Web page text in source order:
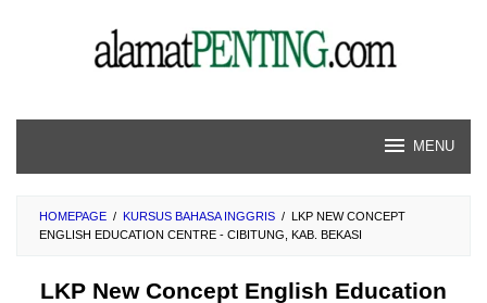
MENU
HOMEPAGE / KURSUS BAHASA INGGRIS / LKP NEW CONCEPT
ENGLISH EDUCATION CENTRE - CIBITUNG, KAB. BEKASI
LKP New Concept English Education